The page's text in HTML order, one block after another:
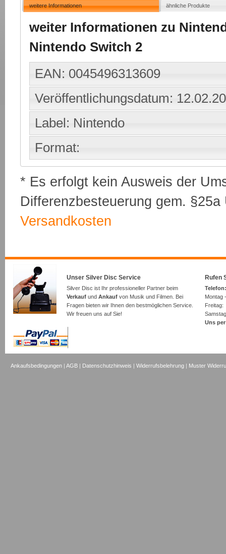
weitere Informationen ähnliche Produkte
weiter Informationen zu
Nintendo Switch 2
EAN: 0045496313609
Veröffentlichungsdatum:
Label: Nintendo
Format:
* Es erfolgt kein Ausweis der
Differenzbesteuerung gem.
Versandkosten
Unser Silver Disc Service
Silver Disc ist Ihr professioneller Partner beim
Verkauf und Ankauf von Musik und Filmen. Bei
Fragen bieten wir Ihnen den bestmöglichen Service.
Wir freuen uns auf Sie!
Rufen
Montag
Uns
Ankaufsbedingungen |AGB | Datenschutzhinweis |Widerrufsbelehrung | Muster